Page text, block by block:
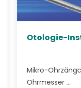
Otologie-
Mikro-
Ohrmesser ...